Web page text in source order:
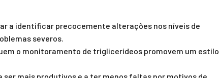
a identificar precocemente alterações nos níveis de
severos.
o monitoramento de triglicerídeos promovem um estilo